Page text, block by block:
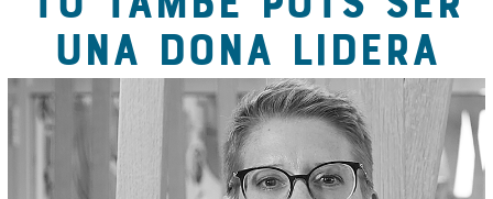
UNA DONA LIDERA